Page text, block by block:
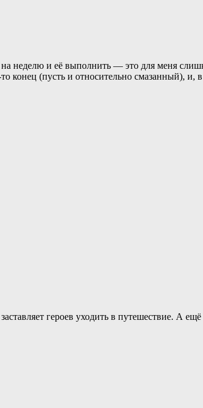
на неделю и её выполнить — это для меня
конец (пусть и относительно смазанный), и,
героев уходить в путешествие. А ещё